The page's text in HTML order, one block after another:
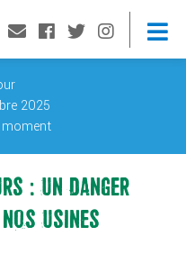
2025
: UN DANGER
USINES